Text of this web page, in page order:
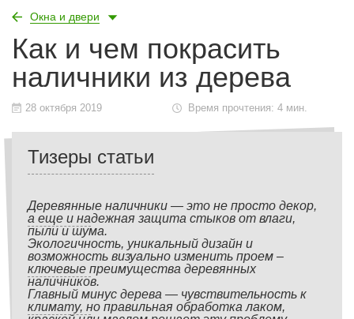
Окна и двери
Как и чем покрасить
наличники из дерева
28 октября 2019 Время прочтения: 4 мин.
Тизеры статьи
Деревянные наличники — это не просто декор,
а еще и надежная защита стыков от влаги,
пыли и шума.
Экологичность, уникальный дизайн и
возможность визуально изменить проем –
ключевые преимущества деревянных
наличников.
Главный минус дерева — чувствительность к
климату, но правильная обработка лаком,